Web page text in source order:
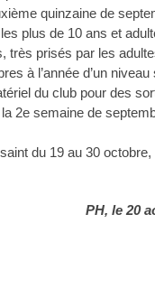
quinzaine de
plus de 10 ans et
très prisés par les
à l’année d’un
du club pour des
2e semaine de
du 19 au 30 octobre,
PH, le 20